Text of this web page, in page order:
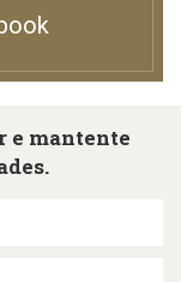
e mantente